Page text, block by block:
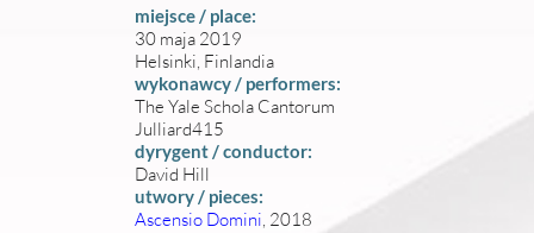
miejsce / place:
30 maja 2019
Helsinki, Finlandia
wykonawcy / performers:
The Yale Schola Cantorum
Julliard415
dyrygent / conductor:
David Hill
utwory / pieces:
Ascensio Domini, 2018